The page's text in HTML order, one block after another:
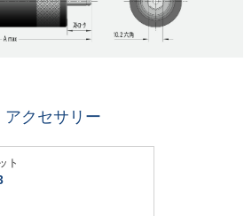
アクセサリー
ト